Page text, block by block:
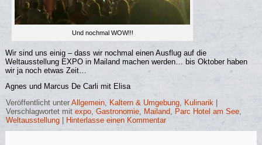
Und nochmal WOW!!!
Wir sind uns einig – dass wir nochmal einen Ausflug auf die
Weltausstellung EXPO in Mailand machen werden… bis Oktober haben
wir ja noch etwas Zeit…
Agnes und Marcus De Carli mit Elisa
Veröffentlicht unter Allgemein, Kaltern & Umgebung, Kulinarik
Verschlagwortet mit expo,Gastronomie, Mailand, Parc Hotel am See,
Weltausstellung
Hinterlasse einen Kommentar